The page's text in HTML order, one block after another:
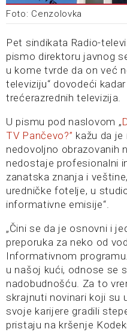
Foto: Cenzolovka
Pet sindikata Radio-
pismo direktoru javnog
u kome tvrde da on već
televiziju“ dovodeći
trećerazrednih televizija.
U pismu pod naslovom „
TV Pančevo?” kažu da je
nedovoljno obrazovanih
nedostaje profesionalni
zanatska znanja i
uredničke fotelje, u
informativne emisije“.
„Čini se da je osnovni i
preporuka za neko od
Informativnom
u našoj kući, odnose se
nadobudnošću. Za to
skrajnuti novinari koji su
svoje karijere gradili
pristaju na kršenje